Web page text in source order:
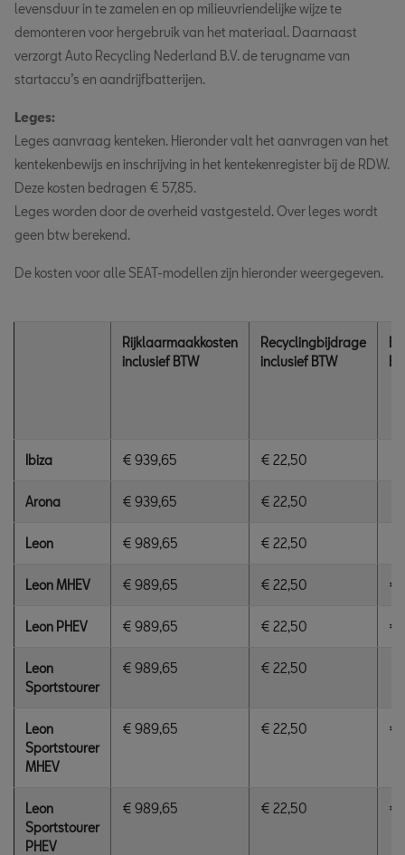
levensduur in te zamelen en op milieuvriendelijke wijze te
demonteren voor hergebruik van het materiaal. Daarnaast
verzorgt Auto Recycling Nederland B.V. de terugname van
startaccu’s en aandrijfbatterijen.
Leges:
Leges aanvraag kenteken. Hieronder valt het aanvragen van het
kentekenbewijs en inschrijving in het kentekenregister bij de RDW.
Deze kosten bedragen € 57,85.
Leges worden door de overheid vastgesteld. Over leges wordt
geen btw berekend.
De kosten voor alle SEAT-modellen zijn hieronder weergegeven.
Rijklaarmaakkosten
inclusief BTW
Recyclingbijdrage
inclusief BTW
Ibiza € 939,65 € 22,50
Arona € 939,65 € 22,50
Leon € 989,65 € 22,50
Leon MHEV € 989,65 € 22,50
Leon PHEV € 989,65 € 22,50
Leon
Sportstourer
€ 989,65 € 22,50
Leon
Sportstourer
MHEV
€ 989,65 € 22,50
Leon
Sportstourer
PHEV
€ 989,65 € 22,50